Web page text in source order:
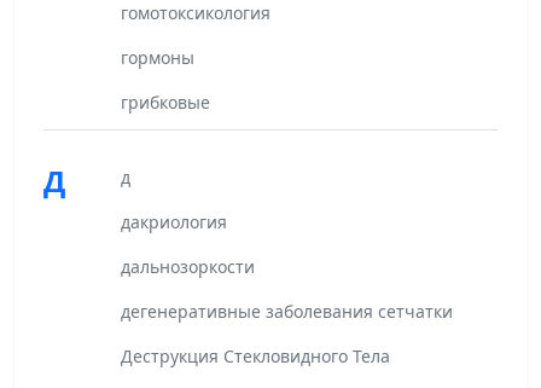
гомотоксикология
гормоны
грибковые
Д
д
дакриология
дальнозоркости
дегенеративные заболевания сетчатки
Деструкция Стекловидного Тела